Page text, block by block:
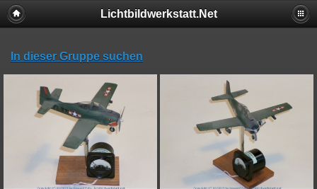
Lichtbildwerkstatt.Net
In dieser Gruppe suchen